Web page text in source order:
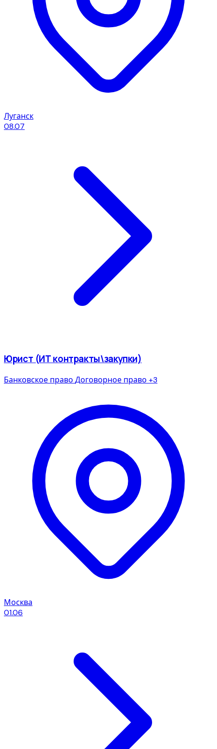
Луганск
08.07
Юрист (ИТ контракты\закупки)
Банковское право Договорное право +3
Москва
01.06